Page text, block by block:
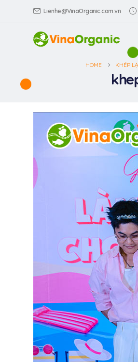
Lienhe@VinaOrganic.com.vn
HOME KHÉP